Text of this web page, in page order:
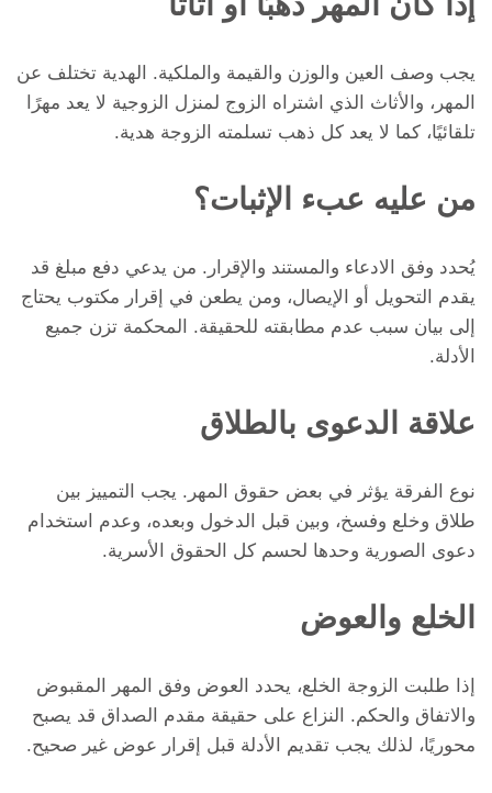
يجب وصف العين والوزن والقيمة والملكية. الهدية تختلف عن
المهر، والأثاث الذي اشتراه الزوج لمنزل الزوجية لا يعد مهرًا
تلقائيًا، كما لا يعد كل ذهب تسلمته الزوجة هدية.
من عليه عبء الإثبات؟
يُحدد وفق الادعاء والمستند والإقرار. من يدعي دفع مبلغ قد
يقدم التحويل أو الإيصال، ومن يطعن في إقرار مكتوب يحتاج
إلى بيان سبب عدم مطابقته للحقيقة. المحكمة تزن جميع
الأدلة.
علاقة الدعوى بالطلاق
نوع الفرقة يؤثر في بعض حقوق المهر. يجب التمييز بين
طلاق وخلع وفسخ، وبين قبل الدخول وبعده، وعدم استخدام
دعوى الصورية وحدها لحسم كل الحقوق الأسرية.
الخلع والعوض
إذا طلبت الزوجة الخلع، يحدد العوض وفق المهر المقبوض
والاتفاق والحكم. النزاع على حقيقة مقدم الصداق قد يصبح
محوريًا، لذلك يجب تقديم الأدلة قبل إقرار عوض غير صحيح.